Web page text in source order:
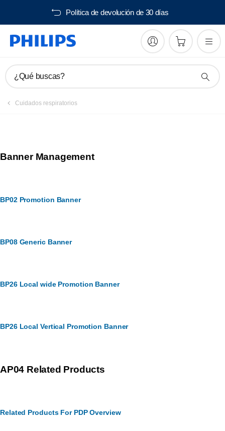
Política de devolución de 30 días
¿Qué buscas?
Cuidados respiratorios
Banner Management
BP02 Promotion Banner
BP08 Generic Banner
BP26 Local wide Promotion Banner
BP26 Local Vertical Promotion Banner
AP04 Related Products
Related Products For PDP Overview